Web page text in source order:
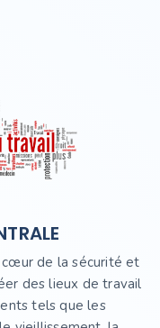
de la sécurité et
des lieux de travail
tels que les